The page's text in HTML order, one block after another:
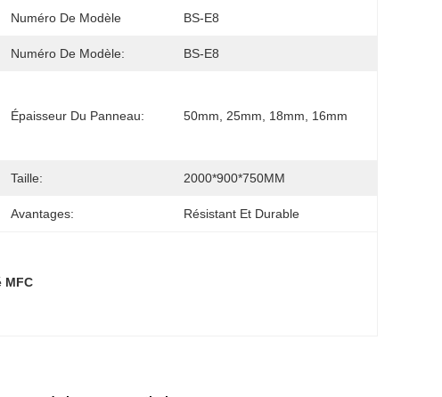
Numéro De Modèle BS-E8
Numéro De Modèle: BS-E8
Épaisseur Du Panneau: 50mm, 25mm, 18mm, 16mm
Taille: 2000*900*750MM
Avantages: Résistant Et Durable
MFC